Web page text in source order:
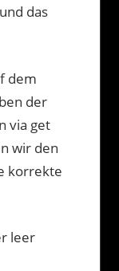
das
dem
der
via get
wir den
korrekte
leer